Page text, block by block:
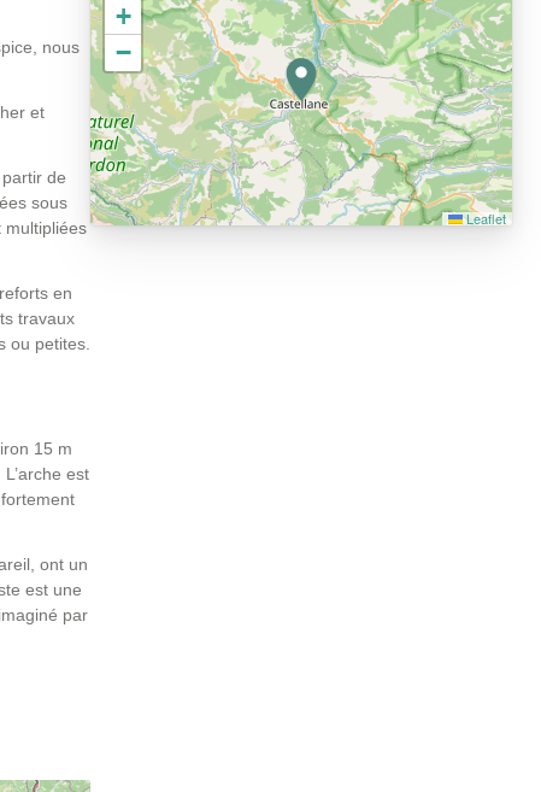
nous
et
de
sous
multipliées
en
travaux
ou petites.
15 m
est
ont un
est une
par
+
−
Leaflet